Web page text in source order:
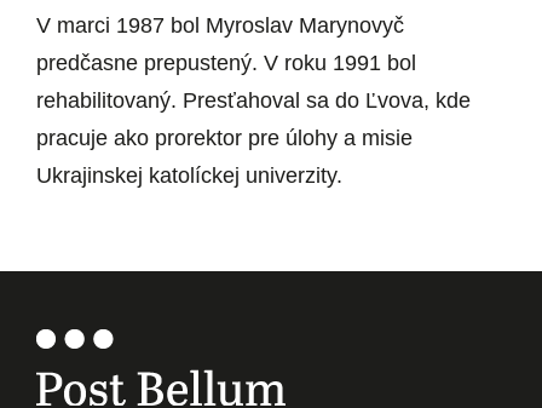
V marci 1987 bol Myroslav Marynovyč
predčasne prepustený. V roku 1991 bol
rehabilitovaný. Presťahoval sa do Ľvova, kde
pracuje ako prorektor pre úlohy a misie
Ukrajinskej katolíckej univerzity.